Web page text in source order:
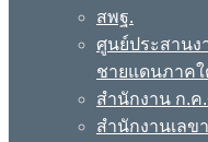
สพฐ.
ศูนย์ประสานง
ชายแดนภาคใ
สำนักงาน ก.ค
สำนักงานเลข